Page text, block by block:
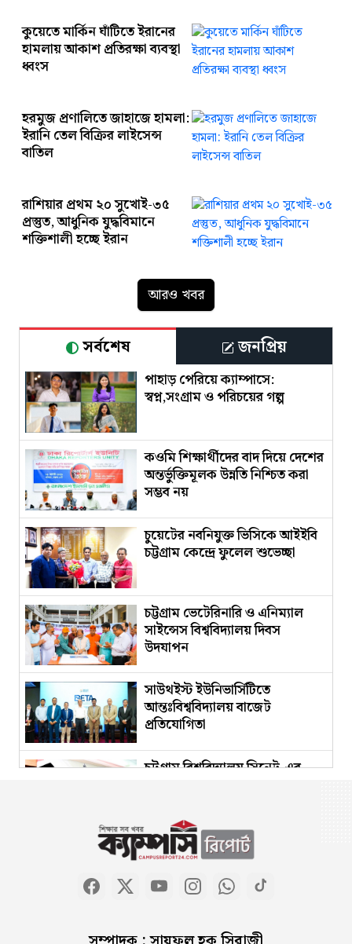
কুয়েতে মার্কিন ঘাঁটিতে ইরানের
হামলায় আকাশ প্রতিরক্ষা ব্যবস্থা
ধ্বংস
হরমুজ প্রণালিতে জাহাজে হামলা:
ইরানি তেল বিক্রির লাইসেন্স
বাতিল
রাশিয়ার প্রথম ২০ সুখোই-৩৫
প্রস্তুত, আধুনিক যুদ্ধবিমানে
শক্তিশালী হচ্ছে ইরান
আরও খবর
সর্বশেষ জনপ্রিয়
পাহাড় পেরিয়ে ক্যাম্পাসে:
স্বপ্ন,সংগ্রাম ও পরিচয়ের গল্প
কওমি শিক্ষার্থীদের বাদ দিয়ে দেশের
অন্তর্ভুক্তিমূলক উন্নতি নিশ্চিত করা
সম্ভব নয়
চুয়েটের নবনিযুক্ত ভিসিকে আইইবি
চট্টগ্রাম কেন্দ্রে ফুলেল শুভেচ্ছা
চট্টগ্রাম ভেটেরিনারি ও এনিম্যাল
সাইন্সেস বিশ্ববিদ্যালয় দিবস
উদযাপন
সাউথইস্ট ইউনিভার্সিটিতে
আন্তঃবিশ্ববিদ্যালয় বাজেট
প্রতিযোগিতা
চট্টগ্রাম বিশ্ববিদ্যালয় সিনেট-এর
সার্ক মহাসচিবের সঙ্গে জাতীয়
বিশ্ববিদ্যালয়ের ভিসির বৈঠক